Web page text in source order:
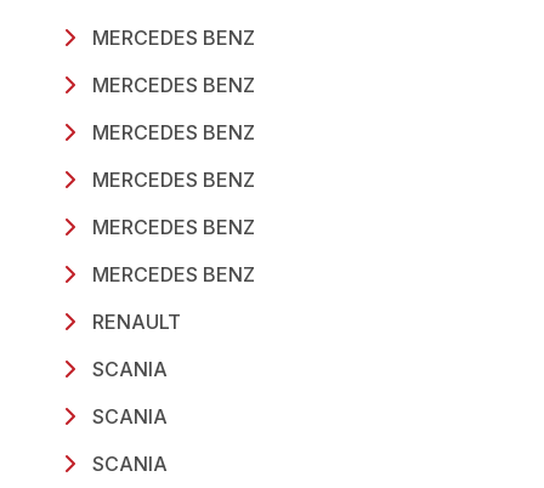
MERCEDES BENZ
MERCEDES BENZ
MERCEDES BENZ
MERCEDES BENZ
MERCEDES BENZ
MERCEDES BENZ
RENAULT
SCANIA
SCANIA
SCANIA